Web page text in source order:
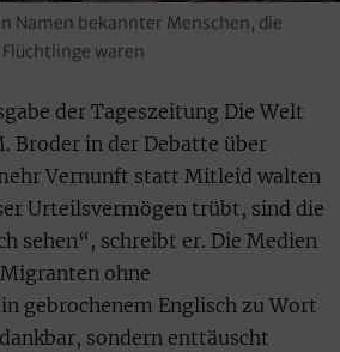
Namen bekannter Menschen, die
waren
der Tageszeitung Die Welt
Broder in der Debatte über
Vernunft statt Mitleid walten
Urteilsvermögen trübt, sind die
sehen“, schreibt er. Die Medien
ohne
gebrochenem Englisch zu Wort
sondern enttäuscht